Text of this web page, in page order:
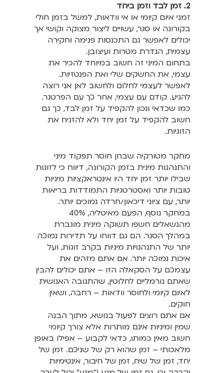
2. זמן לבד וזמן ביחד
זמני איום קיומי או אי וודאות, למשל בזמן חולי
בקורונה או סגר, עשויים ליצור מצוקה וקושי אך
יכולים לאפשר גם התכנסות פנימה וחקירה
עצמית, הגדרת מטרות ועיצובן.
בתחום המיני זה חשוב במיוחד להכיר את
עצמי, את החשקים שלי ואת הפנטזיות.
לאפשר לעצמי לחלום ולחשוב לאן אני רוצה
להגיע. קודם עם עצמי, אחר כך עם הפרטנר.
כמו שכדאי ונכון להקפיד על זמן לבד, כך גם
חשוב להקפיד על זמן יחד ולא להזניח את
הזוגיות.
מחקר מטורקיה שבחן חוסר תפקוד מיני
והתנהגות מינית בזמן הקורונה, דיווח כי לזוגות
שבילו יותר זמן יחד היו אינטראקציות מיניות
טובות יותר ואסטרטגיות התמודדות בריאות
יותר, עם ציוני דיכאון/חרדה נמוכים יותר.
במחקר נוסף, הפעם מאיטליה, 40%
מהנשאלים חשפו תשוקה מינית מוגברת
במהלך הסגר. הם גם דווחו על תדירות נמוכה
יותר של התנהגויות מיניות בקרב זוגות, ועל
איכות נמוכה יותר. אם אתם מזהים את
עצמכם על הסקאלה הזו – אתם יכולים להבין
שאתם נורמליים לחלוטין, שהתגובה האנושית
לאיום קיומי ולחוסר וודאות – רחבה, ושאין
חוקים.
אם אתם רוצים לפעול בנושא, מתוך הבנה
שמין ומיניות אינם מותרות אלא צורך קיומי
חשוב מאין כמותו, כדאי לקבוע – אפילו באופן
מלאכותי – זמן שהוא רק של שניכם. זמן של
יחד, זמן של שיח, זמן של חיבור, אינטימיות